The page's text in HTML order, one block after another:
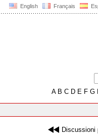
English Français
AB C D E F G
Discussioni